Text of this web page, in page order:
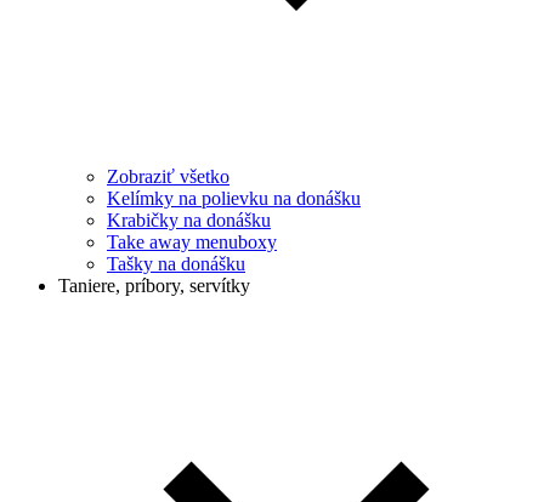
Zobraziť všetko
Kelímky na polievku na donášku
Krabičky na donášku
Take away menuboxy
Tašky na donášku
Taniere, príbory, servítky